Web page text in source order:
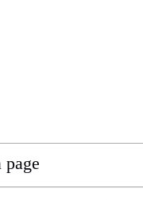
page